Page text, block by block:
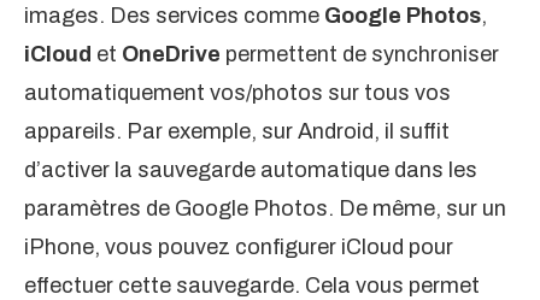
images. Des services comme Google Photos,
iCloud et OneDrive permettent de synchroniser
automatiquement vos/photos sur tous vos
appareils. Par exemple, sur Android, il suffit
d’activer la sauvegarde automatique dans les
paramètres de Google Photos. De même, sur un
iPhone, vous pouvez configurer iCloud pour
effectuer cette sauvegarde. Cela vous permet